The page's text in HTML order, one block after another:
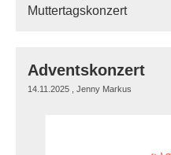
Muttertagskonzert
Adventskonzert
14.11.2025 , Jenny Markus